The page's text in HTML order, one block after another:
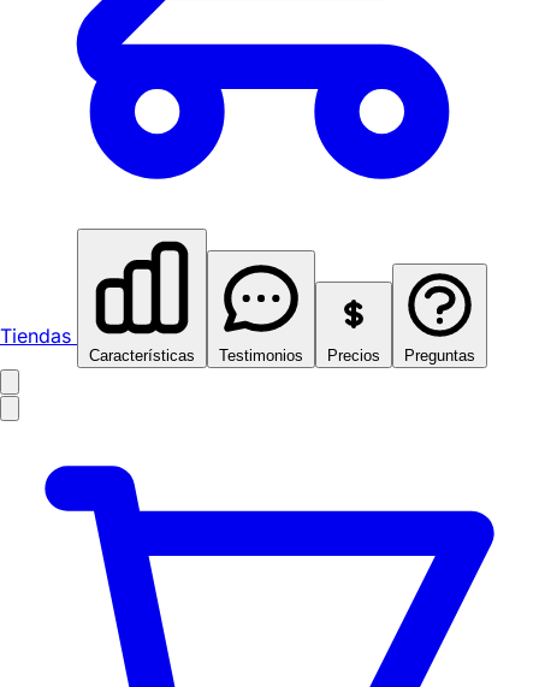
Tiendas
Características Testimonios Precios Preguntas